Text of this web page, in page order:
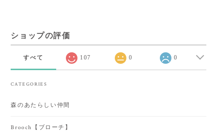
ショップの評価
すべて 107 0 0
CATEGORIES
森のあたらしい仲間
Brooch【ブローチ】